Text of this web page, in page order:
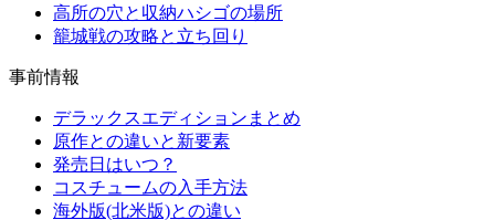
高所の穴と収納ハシゴの場所
籠城戦の攻略と立ち回り
事前情報
デラックスエディションまとめ
原作との違いと新要素
発売日はいつ？
コスチュームの入手方法
海外版(北米版)との違い